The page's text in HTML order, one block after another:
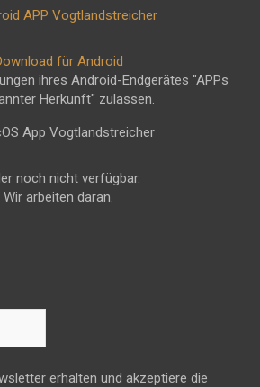
für Android
ihres Android-Endgerätes "APPs
Herkunft" zulassen.
noch nicht verfügbar.
Wir arbeiten daran.
erhalten und akzeptiere die